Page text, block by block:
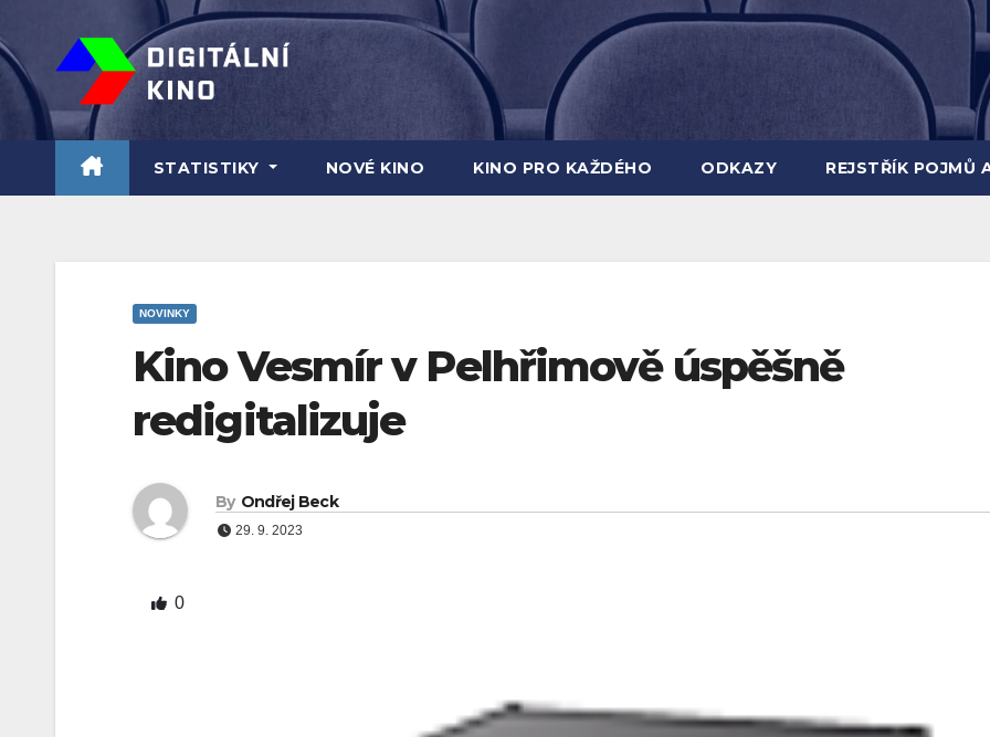
to
content
STATISTIKY NOVÉ KINO KINO PRO KAŽDÉHO ODKAZY REJSTŘÍK POJMŮ
NOVINKY
Kino Vesmír v Pelhřimově úspěšně
redigitalizuje
By Ondřej Beck
29. 9. 2023
0